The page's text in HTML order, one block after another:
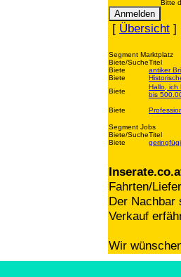
Bitte
[ Übersicht
Segment Marktplatz
Biete/SucheTitel
Biete
antiker
Biete
Biete
Hallo, ich
bis
Biete
Segment Jobs
Biete/SucheTitel
Biete
Fahrten/
Der Nachbar
Verkauf
Wir